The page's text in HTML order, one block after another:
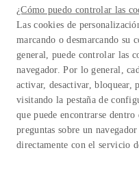
¿Cómo puedo controlar las
Las cookies de
marcando o desmarcando su
general, puede controlar las
navegador. Por lo general,
activar, desactivar,
visitando la pestaña de
que puede encontrarse
preguntas sobre un
directamente con el servicio